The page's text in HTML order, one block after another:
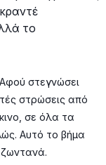
το
Αφού στεγνώσει
στρώσεις από
σε όλα τα
Αυτό το βήμα
ζωντανά.